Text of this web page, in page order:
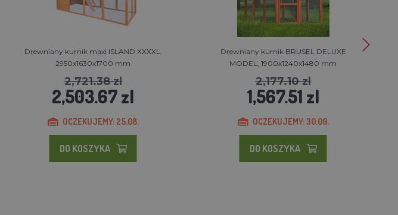
Drewniany kurnik maxi ISLAND XXXXL,
2950x1630x1700 mm
2,721.38 zl
2,503.67 zl
OCZEKUJEMY: 25.08.
DO KOSZYKA
Drewniany kurnik BRUSEL DELUXE
MODEL, 1900x1240x1480 mm
2,177.10 zl
1,567.51 zl
OCZEKUJEMY: 30.09.
DO KOSZYKA